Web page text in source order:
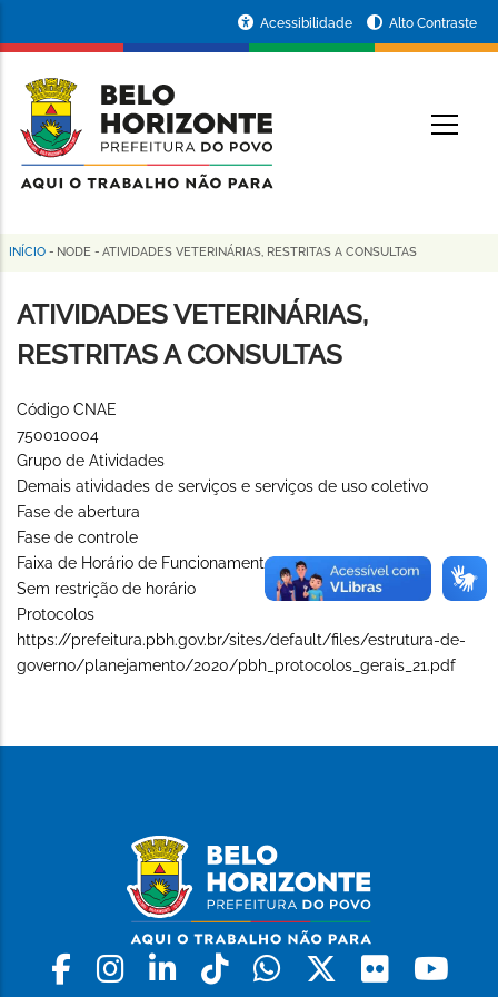
conteúdo
principal
da
Prefeitura
de
Horizonte
Acessibilidade Alto Contraste
Trilha
de
navegação
INÍCIO - NODE - ATIVIDADES VETERINÁRIAS, RESTRITAS A CONSULTAS
ATIVIDADES VETERINÁRIAS,
RESTRITAS A CONSULTAS
Código CNAE
750010004
Grupo de Atividades
Demais atividades de serviços e serviços de uso coletivo
Fase de abertura
Fase de controle
Faixa de Horário de Funcionamento (Long)
Sem restrição de horário
Protocolos
https://prefeitura.pbh.gov.br/sites/default/files/estrutura-de-
governo/planejamento/2020/pbh_protocolos_gerais_21.pdf
Facebook
Instagram
LinkedinTiktokWhatsapp
X Flickr